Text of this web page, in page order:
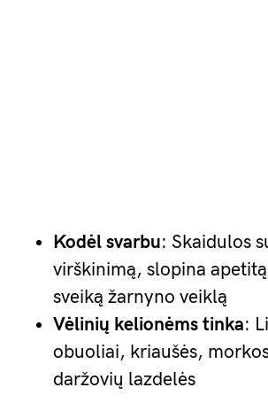
Kodėl svarbu: Skaidulos
virškinimą, slopina
sveiką žarnyno veiklą
Vėlinių kelionėms tinka:
obuoliai, kriaušės,
daržovių lazdelės